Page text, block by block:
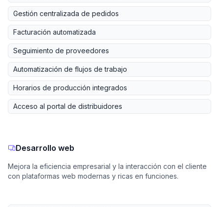
Gestión centralizada de pedidos
Facturación automatizada
Seguimiento de proveedores
Automatización de flujos de trabajo
Horarios de producción integrados
Acceso al portal de distribuidores
Desarrollo web
Mejora la eficiencia empresarial y la interacción con el cliente
con plataformas web modernas y ricas en funciones.